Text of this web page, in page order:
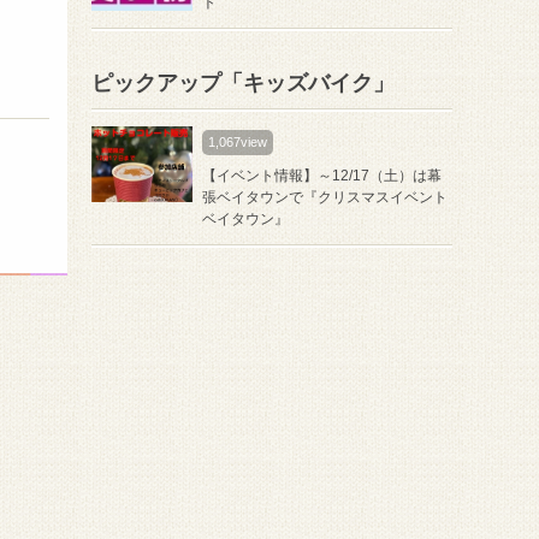
ピックアップ「キッズバイク」
1,067view
【イベント情報】～12/17（土）は幕
張ベイタウンで『クリスマスイベント
ベイタウン』